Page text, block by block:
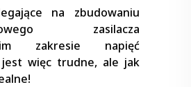
na zbudowaniu
zasilacza
zakresie napięć
jest więc trudne, ale jak